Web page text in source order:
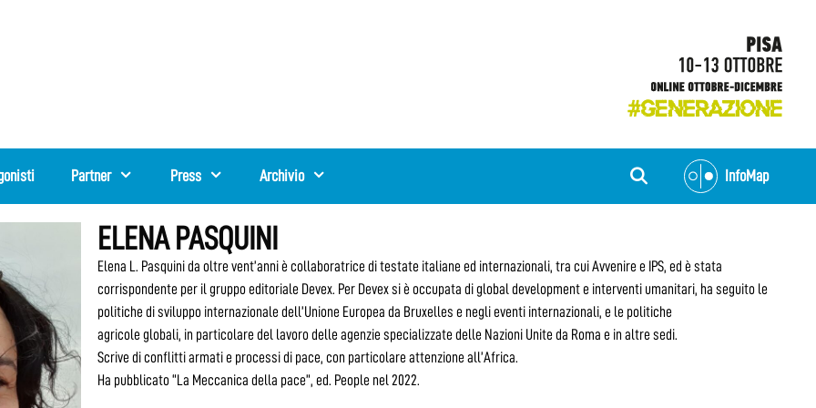
Partner Press Archivio InfoMap
ELENA PASQUINI
Elena L. Pasquini da oltre vent’anni è collaboratrice di testate italiane ed internazionali, tra cui Avvenire e IPS, ed è stata
corrispondente per il gruppo editoriale Devex. Per Devex si è occupata di global development e interventi umanitari, ha seguito le
politiche di sviluppo internazionale dell’Unione Europea da Bruxelles e negli eventi internazionali, e le politiche
agricole globali, in particolare del lavoro delle agenzie specializzate delle Nazioni Unite da Roma e in altre sedi.
Scrive di conflitti armati e processi di pace, con particolare attenzione all’Africa.
Ha pubblicato “La Meccanica della pace”, ed. People nel 2022.